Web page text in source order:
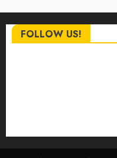
FOLLOW US!